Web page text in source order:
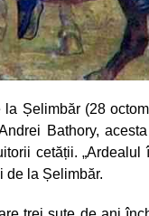
la Șelimbăr (28
Bathory,
cetății.
de la Șelimbăr.